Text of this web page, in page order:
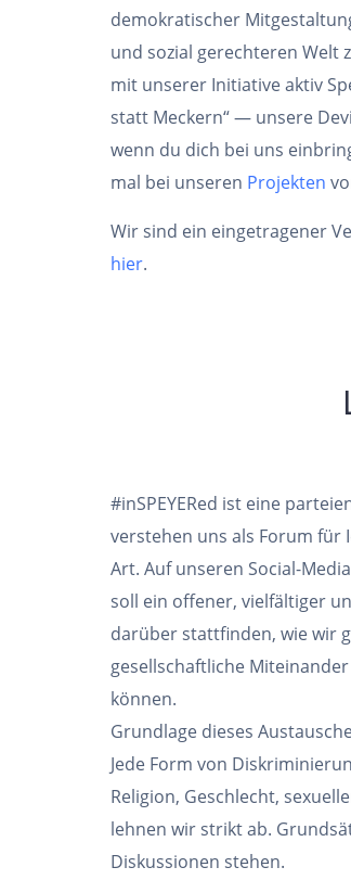
demokratischer
und sozial gerechteren Welt
mit unserer Initiative aktiv
statt Meckern“ — unsere
wenn du dich bei uns
mal bei unseren Projekten
Wir sind ein eingetragener
hier.
#inSPEYERed ist eine
verstehen uns als Forum
Art. Auf unseren Social-
soll ein offener, vielfältiger
darüber stattfinden, wie wir
gesellschaftliche
können.
Grundlage dieses
Jede Form von
Religion, Geschlecht,
lehnen wir strikt ab.
Diskussionen stehen.